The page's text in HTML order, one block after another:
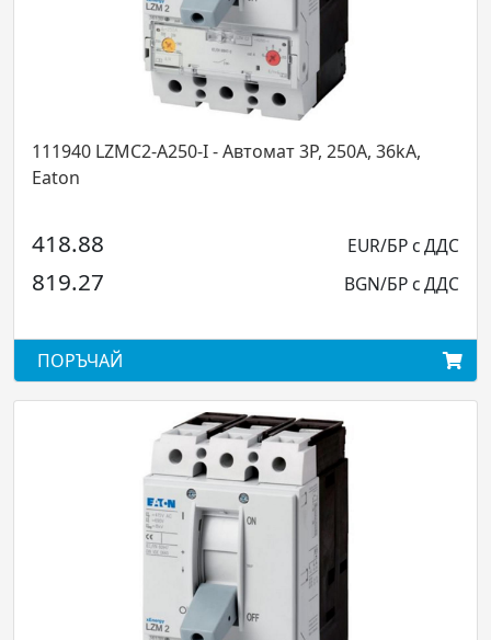
A250-I - Автомат 3P, 250А, 36kA,
EUR/БР с ДДС
BGN/БР с ДДС
111968
1031.18
2016.82
ПОРЪЧАЙ